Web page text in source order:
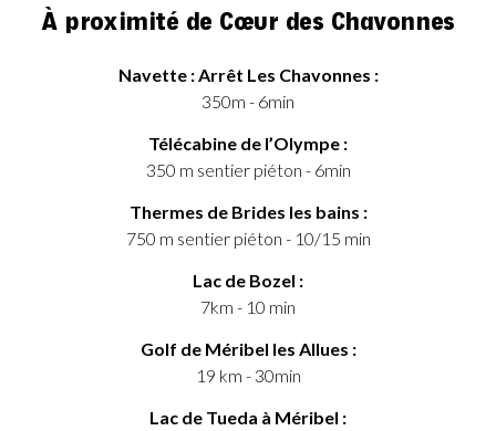
À proximité de Cœur des Chavonnes
Navette : Arrêt Les Chavonnes :
350m - 6min
Télécabine de l’Olympe :
350 m sentier piéton - 6min
Thermes de Brides les bains :
750 m sentier piéton - 10/15 min
Lac de Bozel :
7km - 10 min
Golf de Méribel les Allues :
19 km - 30min
Lac de Tueda à Méribel :